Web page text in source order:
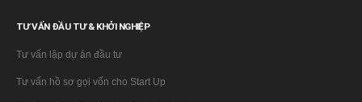
TƯ VẤN ĐẦU TƯ & KHỞI NGHIỆP
Tư vấn lập dự án đầu tư
Tư vấn hồ sơ gọi vốn cho Start Up